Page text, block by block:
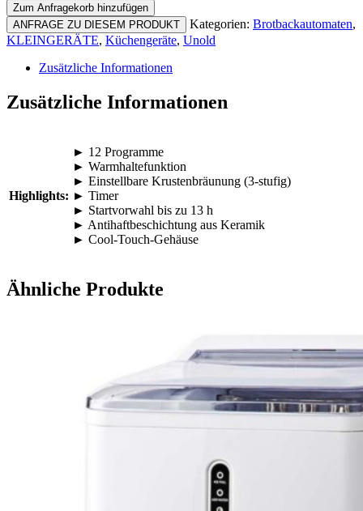
68125
Backmeister
Kompakt
Menge
Zum Anfragekorb hinzufügen
ANFRAGE ZU DIESEM PRODUKT
Kategorien: Brotbackautomaten,
KLEINGERÄTE, Küchengeräte, Unold
Zusätzliche Informationen
Zusätzliche Informationen
Highlights:
► 12 Programme
► Warmhaltefunktion
► Einstellbare Krustenbräunung (3-stufig)
► Timer
► Startvorwahl bis zu 13 h
► Antihaftbeschichtung aus Keramik
► Cool-Touch-Gehäuse
Ähnliche Produkte